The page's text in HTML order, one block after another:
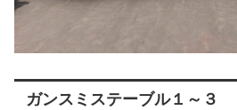
ガンスミステーブル１～３